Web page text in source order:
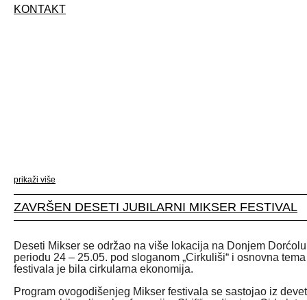
KONTAKT
prikaži više
ZAVRŠEN DESETI JUBILARNI MIKSER FESTIVAL
Deseti Mikser se održao na više lokacija na Donjem
periodu 24 – 25.05. pod sloganom „Cirkuliši“ i osnovna tema
festivala je bila cirkularna ekonomija.
Program ovogodišenjeg Mikser festivala se sastojao iz devet